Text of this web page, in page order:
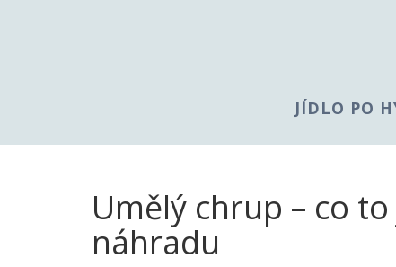
JÍDLO PO
Umělý chrup – co
náhradu